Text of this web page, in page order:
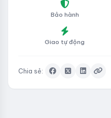
Bảo hành
Giao tự động
Chia sẻ: